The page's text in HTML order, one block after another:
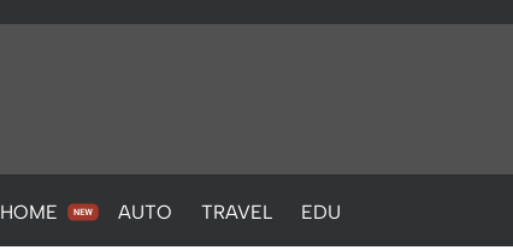
HOME AUTO TRAVEL EDU